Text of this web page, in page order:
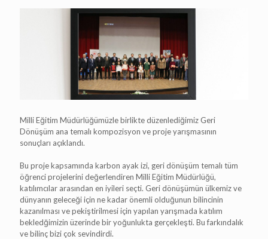
Milli Eğitim Müdürlüğümüzle birlikte düzenlediğimiz Geri
Dönüşüm ana temalı kompozisyon ve proje yarışmasının
sonuçları açıklandı.
Bu proje kapsamında karbon ayak izi, geri dönüşüm temalı tüm
öğrenci projelerini değerlendiren Milli Eğitim Müdürlüğü,
katılımcılar arasından en iyileri seçti. Geri dönüşümün ülkemiz ve
dünyanın geleceği için ne kadar önemli olduğunun bilincinin
kazanılması ve pekiştirilmesi için yapılan yarışmada katılım
bekledğimizin üzerinde bir yoğunlukta gerçekleşti. Bu farkındalık
ve bilinç bizi çok sevindirdi.